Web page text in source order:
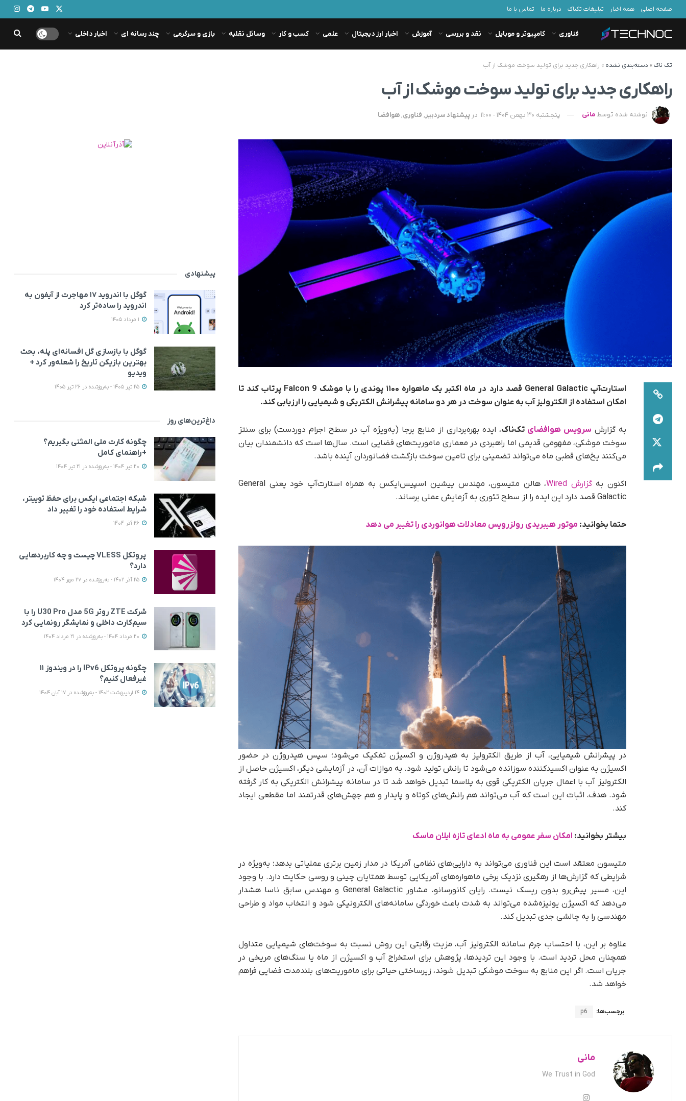
صفحه اصلی همه اخبار تبلیغات تکناک درباره ما تماس با ما
فناوری کامپیوتر و موبایل نقد و بررسی آموزش اخبار ارز دیجیتال علمی کسب و کار وسائل نقلیه بازی و سرگرمی چند رسانه ای اخبار داخلی
تک ناک» دسته‌بندی نشده » راهکاری جدید برای تولید سوخت موشک از آب
راهکاری جدید برای تولید سوخت موشک از آب
نوشته شده توسط مانی پنجشنبه 30 بهمن 1404 - 11:00 در پیشنهاد سردبیر, فناوری,هوافضا
استارت‌آپ General Galactic قصد دارد در ماه اکتبر یک ماهواره ۱۱۰۰ پوندی را با موشک Falcon 9 پرتاب کند تا
امکان استفاده از الکترولیز آب به‌ عنوان سوخت در هر دو سامانه پیشرانش الکتریکی و شیمیایی را ارزیابی کند.
به گزارش سرویس هوافضای تک‌ناک، ایده بهره‌برداری از منابع برجا (به‌ویژه آب در سطح اجرام دوردست) برای سنتز
سوخت موشکی، مفهومی قدیمی اما راهبردی در معماری ماموریت‌های فضایی است. سال‌ها است که دانشمندان بیان
می‌کنند یخ‌های قطبی ماه می‌تواند تضمینی برای تامین سوخت بازگشت فضانوردان آینده باشد.
اکنون بهگزارش Wired
، هالن متیسون، مهندس پیشین اسپیس‌ایکس به همراه استارت‌آپ خود یعنی General
Galactic قصد دارد این ایده را از سطح تئوری به آزمایش عملی برساند.
حتما بخوانید: موتور هیبریدی رولزرویس معادلات هوانوردی را تغییر می‌ دهد
در پیشرانش شیمیایی، آب از طریق الکترولیز به هیدروژن و اکسیژن تفکیک می‌شود؛ سپس هیدروژن در حضور
اکسیژن به‌ عنوان اکسیدکننده سوزانده می‌شود تا رانش تولید شود. به‌ موازات آن، در آزمایشی دیگر، اکسیژن حاصل از
الکترولیز آب با اعمال جریان الکتریکی قوی به پلاسما تبدیل خواهد شد تا در سامانه پیشرانش الکتریکی به کار گرفته
شود. هدف، اثبات این است که آب می‌تواند هم رانش‌های کوتاه و پایدار و هم جهش‌های قدرتمند اما مقطعی ایجاد
کند.
بیشتر بخوانید: امکان سفر عمومی به ماه ادعای تازه ایلان ماسک
متیسون معتقد است این فناوری می‌تواند به دارایی‌های نظامی آمریکا در مدار زمین برتری عملیاتی بدهد؛ به‌ویژه در
شرایطی که گزارش‌ها از رهگیری نزدیک برخی ماهواره‌های آمریکایی توسط همتایان چینی و روسی حکایت دارد. با وجود
این، مسیر پیش‌رو بدون ریسک نیست. رایان کانورسانو، مشاور General Galactic و مهندس سابق ناسا هشدار
می‌دهد که اکسیژن یونیزه‌شده می‌تواند به‌ شدت باعث خوردگی سامانه‌های الکترونیکی شود و انتخاب مواد و طراحی
مهندسی را به چالشی جدی تبدیل کند.
علاوه بر این، با احتساب جرم سامانه الکترولیز آب، مزیت رقابتی این روش نسبت به سوخت‌های شیمیایی متداول
همچنان محل تردید است. با وجود این تردیدها، پژوهش برای استخراج آب و اکسیژن از ماه یا سنگ‌های مریخی در
جریان است. اگر این منابع به سوخت موشکی تبدیل شوند، زیرساختی حیاتی برای ماموریت‌های بلندمدت فضایی فراهم
خواهد شد.
برچسب‌ها: p6
مانی
We Trust in God
پیشنهادی
گوگل با اندروید ۱۷ مهاجرت از آیفون به
اندروید را ساده‌تر کرد
گوگل با بازسازی گل افسانه‌ای پله، بحث
بهترین بازیکن تاریخ را شعله‌ور کرد +
ویدیو
داغ‌ترین‌های روز
چگونه کارت ملی المثنی بگیریم؟
+راهنمای کامل
شبکه اجتماعی ایکس برای حفظ توییتر،
شرایط استفاده خود را تغییر داد
پروتکل VLESS چیست و چه کاربردهایی
دارد؟
شرکت ZTE روتر 5G مدل U30 Pro را با
سیم‌کارت داخلی و نمایشگر رونمایی کرد
چگونه پروتکل IPv6 را در ویندوز ۱۱
غیرفعال کنیم؟